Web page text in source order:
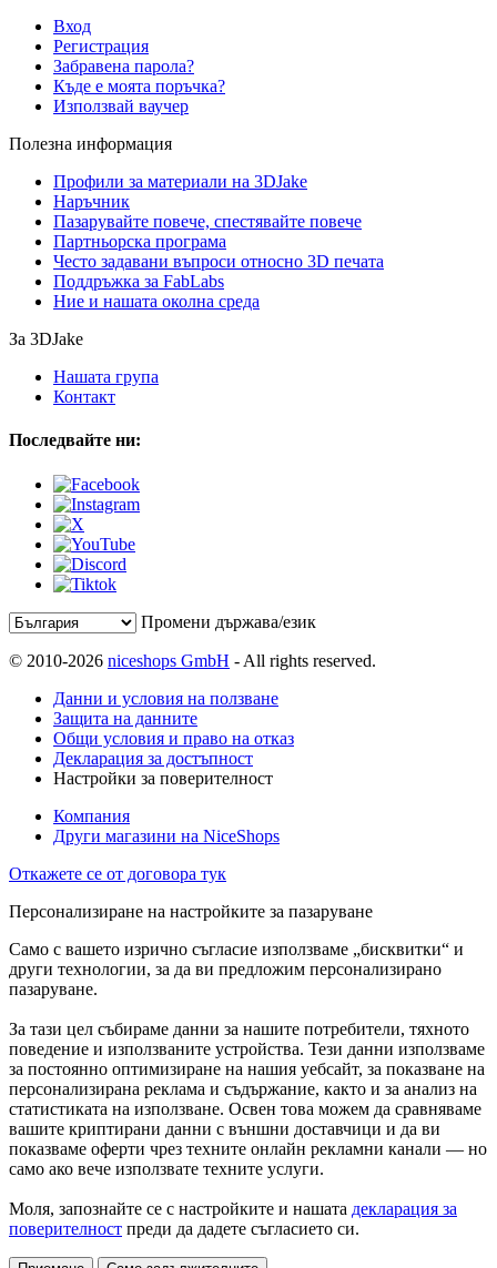
Вход
Регистрация
Забравена парола?
Къде е моята поръчка?
Използвай ваучер
Полезна информация
Профили за материали на 3DJake
Наръчник
Пазарувайте повече, спестявайте повече
Партньорска програма
Често задавани въпроси относно 3D печата
Поддръжка за FabLabs
Ние и нашата околна среда
За 3DJake
Нашата група
Контакт
Последвайте ни:
Промени държава/език
© 2010-2026 niceshops GmbH - All rights reserved.
Данни и условия на ползване
Защита на данните
Общи условия и право на отказ
Декларация за достъпност
Настройки за поверителност
Компания
Други магазини на NiceShops
Откажете се от договора тук
Персонализиране на настройките за пазаруване
Само с вашето изрично съгласие използваме „бисквитки“ и
други технологии, за да ви предложим персонализирано
пазаруване.
За тази цел събираме данни за нашите потребители, тяхното
поведение и използваните устройства. Тези данни използваме
за постоянно оптимизиране на нашия уебсайт, за показване на
персонализирана реклама и съдържание, както и за анализ на
статистиката на използване. Освен това можем да сравняваме
вашите криптирани данни с външни доставчици и да ви
показваме оферти чрез техните онлайн рекламни канали — но
само ако вече използвате техните услуги.
Моля, запознайте се с настройките и нашата декларация за
поверителност преди да дадете съгласието си.